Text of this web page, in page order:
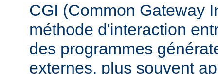
CGI (Common Gateway
méthode d'interaction
des programmes
externes, plus souvent